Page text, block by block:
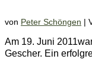
von Peter Schöngen |
Am 19. Juni
Gescher. Ein